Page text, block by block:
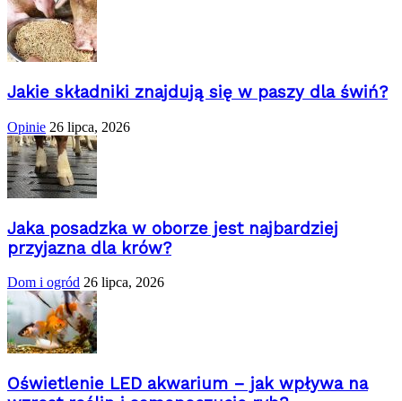
Jakie składniki znajdują się w paszy dla świń?
Opinie 26 lipca, 2026
Jaka posadzka w oborze jest najbardziej
przyjazna dla krów?
Dom i ogród 26 lipca, 2026
Oświetlenie LED akwarium – jak wpływa na